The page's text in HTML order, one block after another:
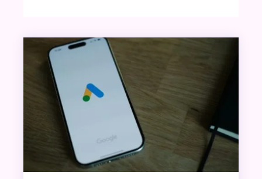
Lien vers l’article : Search, Display, Shopping… découvrir